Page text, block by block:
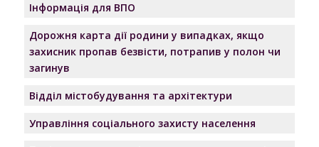
Інформація для ВПО
Дорожня карта дії родини у випадках, якщо
захисник пропав безвісти, потрапив у полон чи
загинув
Відділ містобудування та архітектури
Управління соціального захисту населення